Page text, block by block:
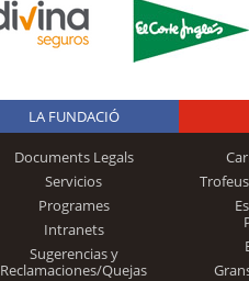
LA FUNDACIÓ
Documents Legals
Servicios
Programes
Intranets
Sugerencias y
Reclamaciones/Quejas